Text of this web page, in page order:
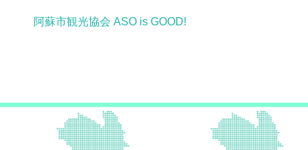
阿蘇市観光協会 ASO is GOOD!